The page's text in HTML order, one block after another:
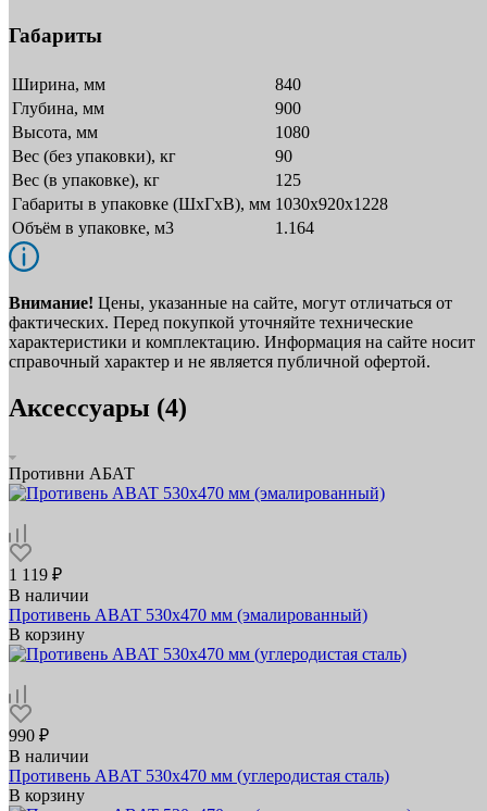
Габариты
Ширина, мм
840
Глубина, мм
900
Высота, мм
1080
Вес (без упаковки), кг
90
Вес (в упаковке), кг
125
Габариты в упаковке (ШxГxВ), мм 1030х920х1228
Объём в упаковке, м3
1.164
Внимание! Цены, указанные на сайте, могут отличаться от
фактических. Перед покупкой уточняйте технические
характеристики и комплектацию. Информация на сайте носит
справочный характер и не является публичной офертой.
Аксессуары (4)
Противни АБАТ
1 119 ₽
В наличии
Противень ABAT 530х470 мм (эмалированный)
В корзину
990 ₽
В наличии
Противень ABAT 530х470 мм (углеродистая сталь)
В корзину